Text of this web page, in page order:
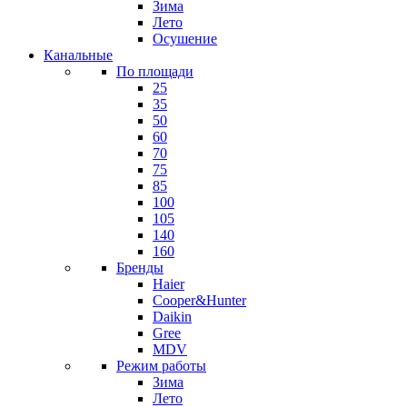
Зима
Лето
Осушение
Канальные
По площади
25
35
50
60
70
75
85
100
105
140
160
Бренды
Haier
Cooper&Hunter
Daikin
Gree
MDV
Режим работы
Зима
Лето